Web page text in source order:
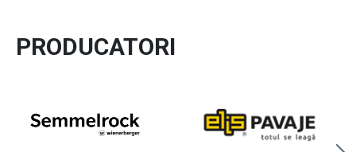
PRODUCATORI